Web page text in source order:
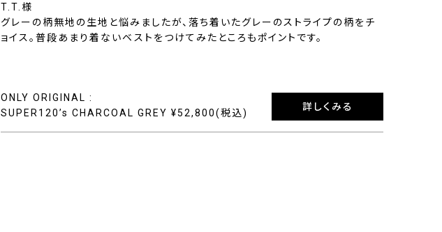
T.T.様
グレーの柄無地の生地と悩みましたが、落ち着いたグレーのストライプの柄をチ
ョイス。普段あまり着ないベストをつけてみたところもポイントです。
ONLY ORIGINAL :
SUPER120’s CHARCOAL GREY ¥52,800(税込)
詳しくみる